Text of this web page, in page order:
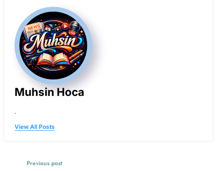
Muhsin Hoca
.
View All Posts
Previous post